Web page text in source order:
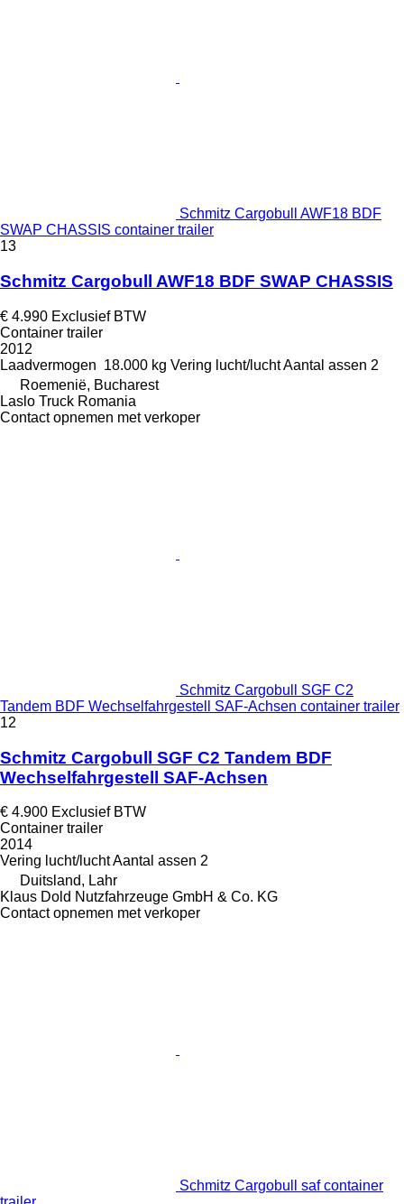
Schmitz Cargobull AWF18 BDF
SWAP CHASSIS container trailer
13
Schmitz Cargobull AWF18 BDF SWAP CHASSIS
€ 4.990 Exclusief BTW
Container trailer
2012
Laadvermogen 18.000 kg Vering lucht/luchtAantal assen 2
Roemenië, Bucharest
Laslo Truck Romania
Contact opnemen met verkoper
Schmitz Cargobull SGF C2
Tandem BDF Wechselfahrgestell SAF-Achsen container trailer
12
Schmitz Cargobull SGF C2 Tandem BDF
Wechselfahrgestell SAF-Achsen
€ 4.900 Exclusief BTW
Container trailer
2014
Vering lucht/luchtAantal assen 2
Duitsland, Lahr
Klaus Dold Nutzfahrzeuge GmbH & Co. KG
Contact opnemen met verkoper
Schmitz Cargobull saf container